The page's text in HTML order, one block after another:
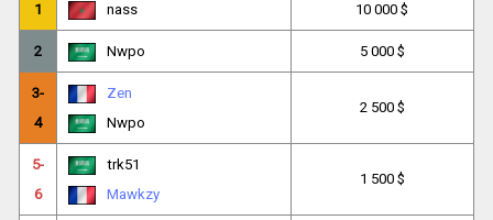
1 nass 10 000 $
2 Nwpo 5 000 $
3-
4
Zen
Nwpo
2 500 $
5-
6
trk51
Mawkzy
1 500 $